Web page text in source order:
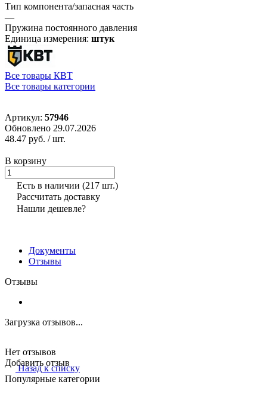
Тип компонента/запасная часть
—
Пружина постоянного давления
Единица измерения: штук
Все товары КВТ
Все товары категории
Артикул: 57946
Обновлено 29.07.2026
48.47 руб. / шт.
В корзину
Есть в наличии (217 шт.)
Рассчитать доставку
Нашли дешевле?
Документы
Отзывы
Отзывы
Загрузка отзывов...
Нет отзывов
Добавить отзыв
Назад к списку
Популярные категории